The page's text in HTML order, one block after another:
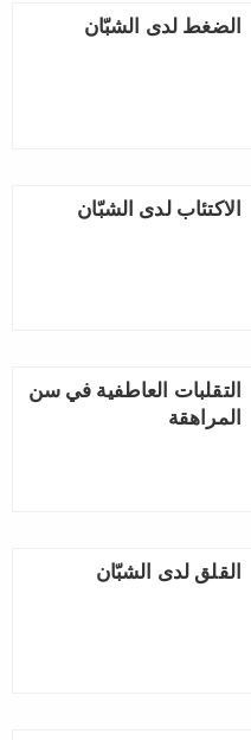
الضغط لدى الشبّان
الاكتئاب لدى الشبّان
التقلبات العاطفية في سن
المراهقة
القلق لدى الشبّان